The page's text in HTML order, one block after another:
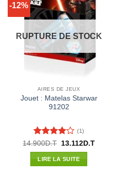
-12%
RUPTURE DE STOCK
AIRES DE JEUX
Jouet : Matelas Starwar
91202
Note4
sur 5
(1)
14.900D.T
Le
initial
était :
13.112D.TLe
LIRE LA SUITE